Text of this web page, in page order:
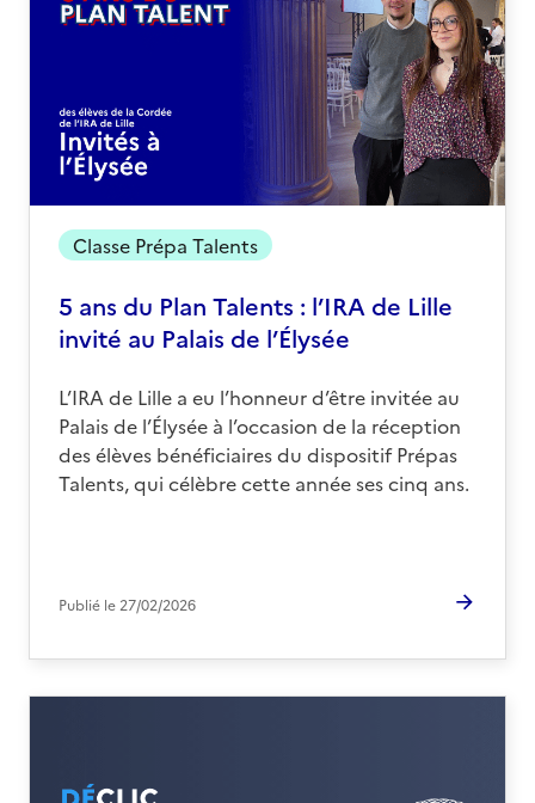
Classe Prépa Talents
5 ans du Plan Talents : l’IRA de Lille
invité au Palais de l’Élysée
L’IRA de Lille a eu l’honneur d’être invitée au
Palais de l’Élysée à l’occasion de la réception
des élèves bénéficiaires du dispositif Prépas
Talents, qui célèbre cette année ses cinq ans.
Publié le 27/02/2026